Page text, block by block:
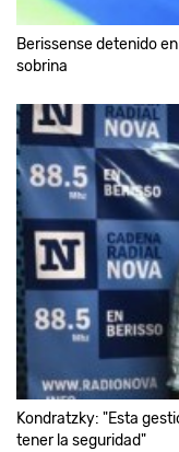
Berissense detenido
sobrina
Kondratzky: "Esta
tener la seguridad"